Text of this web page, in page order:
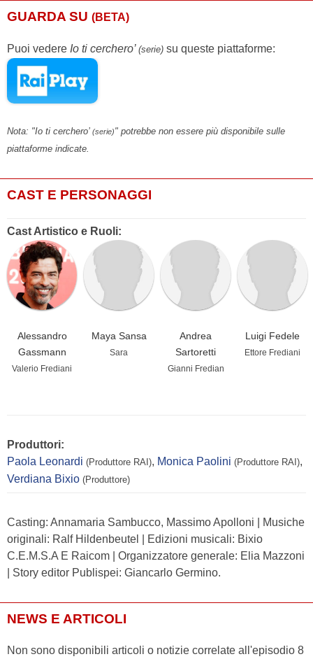
GUARDA SU (BETA)
Puoi vedere Io ti cerchero’ (serie) su queste piattaforme:
Nota: "Io ti cerchero’ (serie)" potrebbe non essere più disponibile sulle
piattaforme indicate.
CAST E PERSONAGGI
Cast Artistico e Ruoli:
Alessandro
Gassmann
Valerio Frediani
Maya Sansa
Sara
Andrea
Sartoretti
Gianni Fredian
Luigi Fedele
Ettore Frediani
Produttori:
Paola Leonardi (Produttore RAI), Monica Paolini (Produttore RAI),
Verdiana Bixio (Produttore)
Casting: Annamaria Sambucco, Massimo Apolloni | Musiche
originali: Ralf Hildenbeutel | Edizioni musicali: Bixio
C.E.M.S.A E Raicom | Organizzatore generale: Elia Mazzoni
| Story editor Publispei: Giancarlo Germino.
NEWS E ARTICOLI
Non sono disponibili articoli o notizie correlate all'episodio 8